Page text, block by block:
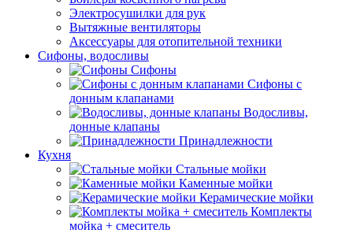
Электросушилки для рук
Вытяжные вентиляторы
Аксессуары для отопительной техники
Сифоны, водосливы
Сифоны
Сифоны с
донным клапанами
Водосливы,
донные клапаны
Принадлежности
Кухня
Стальные мойки
Каменные мойки
Керамические мойки
Комплекты
мойка + смеситель